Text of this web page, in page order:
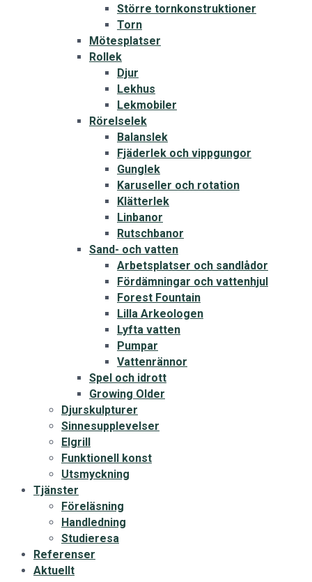
Större tornkonstruktioner
Torn
Mötesplatser
Rollek
Djur
Lekhus
Lekmobiler
Rörelselek
Balanslek
Fjäderlek och vippgungor
Gunglek
Karuseller och rotation
Klätterlek
Linbanor
Rutschbanor
Sand- och vatten
Arbetsplatser och sandlådor
Fördämningar och vattenhjul
Forest Fountain
Lilla Arkeologen
Lyfta vatten
Pumpar
Vattenrännor
Spel och idrott
Growing Older
Djurskulpturer
Sinnesupplevelser
Elgrill
Funktionell konst
Utsmyckning
Tjänster
Föreläsning
Handledning
Studieresa
Referenser
Aktuellt